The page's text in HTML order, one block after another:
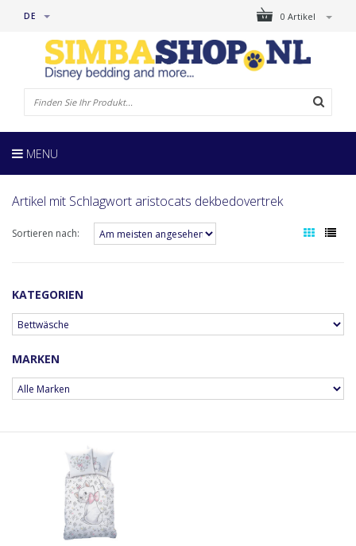
0 Artikel
DE
MENU
Artikel mit Schlagwort aristocats dekbedovertrek
Sortieren nach:
KATEGORIEN
MARKEN